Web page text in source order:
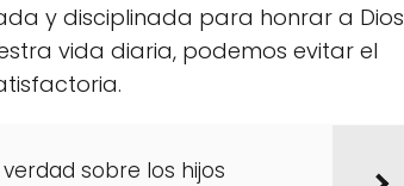
y disciplinada para honrar a Dios
vida diaria, podemos evitar el
sobre los hijos